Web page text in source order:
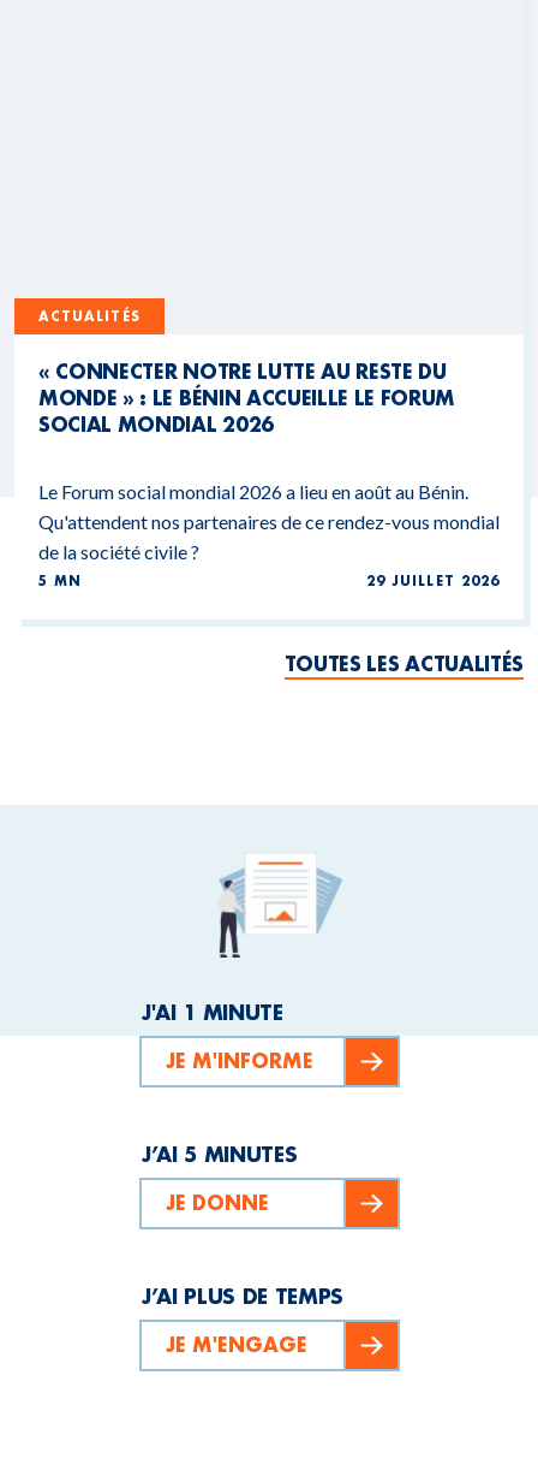
ACTUALITÉS
« CONNECTER NOTRE LUTTE AU RESTE DU
MONDE » : LE BÉNIN ACCUEILLE LE FORUM
SOCIAL MONDIAL 2026
Le Forum social mondial 2026 a lieu en août au Bénin.
Qu'attendent nos partenaires de ce rendez-vous mondial
de la société civile ?
5 MN 29 JUILLET 2026
TOUTES LES ACTUALITÉS
J'AI 1 MINUTE
JE M'INFORME
J’AI 5 MINUTES
JE DONNE
J’AI PLUS DE TEMPS
JE M'ENGAGE